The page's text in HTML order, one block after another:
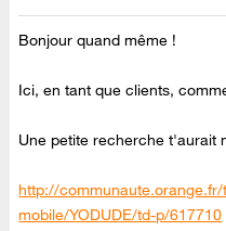
Bonjour quand même !
Ici, en tant que clients,
Une petite recherche t'aurait
http://
mobile/YODUDE/td-p/617710